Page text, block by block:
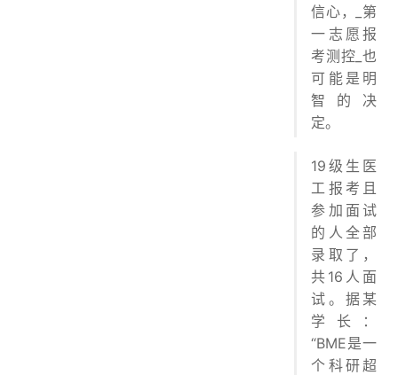
信心，_第
一志愿报
考测控_也
可能是明
智的决
定。
19级生医
工报考且
参加面试
的人全部
录取了，
共16人面
试。据某
学长：
“BME是一
个科研超